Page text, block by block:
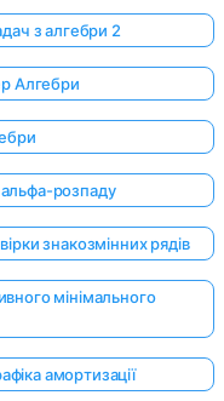
з алгебри 2
Алгебри
розпаду
знакозмінних рядів
мінімального
амортизації